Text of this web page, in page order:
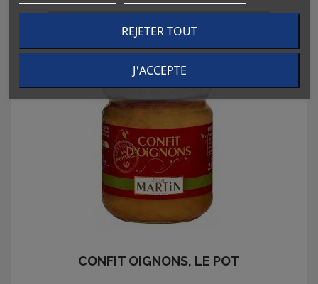
CONFIT OIGNONS, LE POT
REJETER TOUT
J'ACCEPTE